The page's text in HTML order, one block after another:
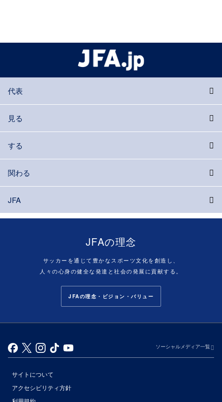
代表
見る
する
関わる
JFA
JFAの理念
サッカーを通じて豊かなスポーツ文化を創造し、
人々の心身の健全な発達と社会の発展に貢献する。
JFAの理念・ビジョン・バリュー
ソーシャルメディア一覧
サイトについて
アクセシビリティ方針